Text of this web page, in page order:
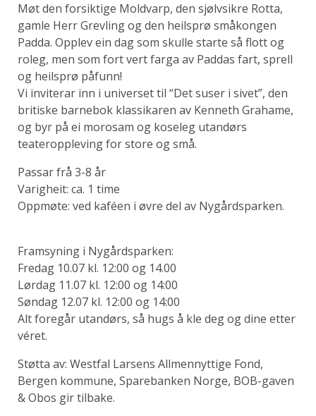
Møt den forsiktige Moldvarp, den sjølvsikre Rotta,
gamle Herr Grevling og den heilsprø småkongen
Padda. Opplev ein dag som skulle starte så flott og
roleg, men som fort vert farga av Paddas fart, sprell
og heilsprø påfunn!
Vi inviterar inn i universet til “Det suser i sivet”, den
britiske barnebok klassikaren av Kenneth Grahame,
og byr på ei morosam og koseleg utandørs
teateroppleving for store og små.​​​
Passar frå 3-8 år
Varigheit: ca. 1 time
Oppmøte: ved kaféen i øvre del av Nygårdsparken.
Framsyning i Nygårdsparken:
Fredag 10.07 kl. 12:00 og 14.00
Lørdag 11.07 kl. 12:00 og 14:00
Søndag 12.07 kl. 12:00 og 14:00
Alt foregår utandørs, så hugs å kle deg og dine etter
véret.
Støtta av: Westfal Larsens Allmennyttige Fond,
Bergen kommune, Sparebanken Norge, BOB-gaven
& Obos gir tilbake.